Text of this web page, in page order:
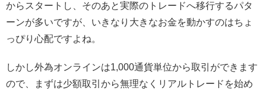
からスタートし、そのあと実際のトレードへ移行するパタ
ーンが多いですが、いきなり大きなお金を動かすのはちょ
っぴり心配ですよね。
しかし外為オンラインは1,000通貨単位から取引ができます
ので、まずは少額取引から無理なくリアルトレードを始め